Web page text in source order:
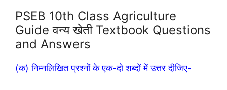
PSEB 10th Class Agriculture
Guide वन्य खेती Textbook Questions
and Answers
(क) निम्नलिखित प्रश्नों के एक-दो शब्दों में उत्तर दीजिए-